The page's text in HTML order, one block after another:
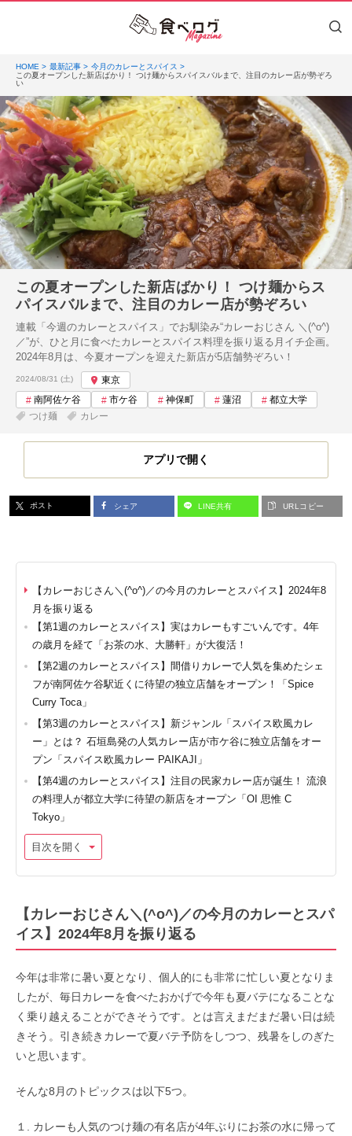
HOME 最新記事
今月のカレーとスパイス
この夏オープンした新店ばかり！ つけ麺からスパイスバルまで、注目のカレー店が勢ぞろ
い
この夏オープンした新店ばかり！ つけ麺からス
パイスバルまで、注目のカレー店が勢ぞろい
連載「今週のカレーとスパイス」でお馴染み“カレーおじさん ＼(^o^)
／”が、ひと月に食べたカレーとスパイス料理を振り返る月イチ企画。
2024年8月は、今夏オープンを迎えた新店が5店舗勢ぞろい！
投稿日:
2024/08/31 (土)
東京
南阿佐ケ谷
市ケ谷 神保町 蓮沼
都立大学
つけ麺
カレー
アプリで開く
ポスト シェア LINE共有 URLコピー
【カレーおじさん＼(^o^)／の今月のカレーとスパイス】2024年8
月を振り返る
【第1週のカレーとスパイス】実はカレーもすごいんです。4年
の歳月を経て「お茶の水、大勝軒」が大復活！
【第2週のカレーとスパイス】間借りカレーで人気を集めたシェ
フが南阿佐ケ谷駅近くに待望の独立店舗をオープン！「Spice
Curry Toca」
【第3週のカレーとスパイス】新ジャンル「スパイス欧風カレ
ー」とは？ 石垣島発の人気カレー店が市ケ谷に独立店舗をオー
プン「スパイス欧風カレー PAIKAJI」
【第4週のカレーとスパイス】注目の民家カレー店が誕生！ 流浪
の料理人が都立大学に待望の新店をオープン「OI 思惟 C
Tokyo」
目次を開く
【カレーおじさん＼(^o^)／の今月のカレーとスパ
イス】2024年8月を振り返る
今年は非常に暑い夏となり、個人的にも非常に忙しい夏となりま
したが、毎日カレーを食べたおかげで今年も夏バテになることな
く乗り越えることができそうです。とは言えまだまだ暑い日は続
きそう。引き続きカレーで夏バテ予防をしつつ、残暑をしのぎた
いと思います。
そんな8月のトピックスは以下5つ。
１. カレーも人気のつけ麺の有名店が4年ぶりにお茶の水に帰って